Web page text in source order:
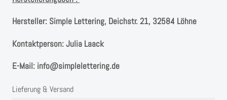
Hersteller: Simple Lettering, Deichstr. 21, 32584 Löhne
Kontaktperson:Julia Laack
E-Mail: info@simplelettering.de
Lieferung & Versand